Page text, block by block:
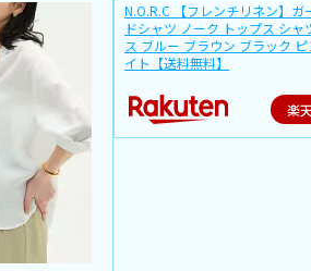
N.O.R.C 【フレンチリネン】ガ
ドシャツ ノーク トップス シャ
ス ブルー ブラウン ブラック
イト【送料無料】
楽